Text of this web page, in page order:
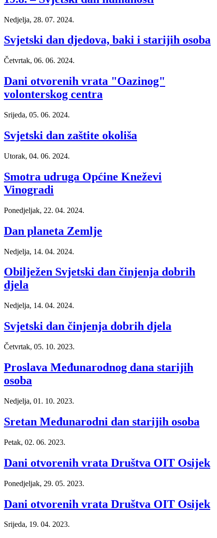
Nedjelja, 28. 07. 2024.
Svjetski dan djedova, baki i starijih osoba
Četvrtak, 06. 06. 2024.
Dani otvorenih vrata "Oazinog"
volonterskog centra
Srijeda, 05. 06. 2024.
Svjetski dan zaštite okoliša
Utorak, 04. 06. 2024.
Smotra udruga Općine Kneževi
Vinogradi
Ponedjeljak, 22. 04. 2024.
Dan planeta Zemlje
Nedjelja, 14. 04. 2024.
Obilježen Svjetski dan činjenja dobrih
djela
Nedjelja, 14. 04. 2024.
Svjetski dan činjenja dobrih djela
Četvrtak, 05. 10. 2023.
Proslava Međunarodnog dana starijih
osoba
Nedjelja, 01. 10. 2023.
Sretan Međunarodni dan starijih osoba
Petak, 02. 06. 2023.
Dani otvorenih vrata Društva OIT Osijek
Ponedjeljak, 29. 05. 2023.
Dani otvorenih vrata Društva OIT Osijek
Srijeda, 19. 04. 2023.